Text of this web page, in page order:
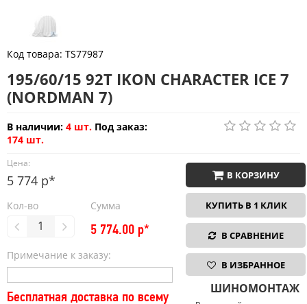
Код товара: TS77987
195/60/15 92T IKON CHARACTER ICE 7
(NORDMAN 7)
В наличии: 4 шт. Под заказ:
174 шт.
Цена:
5 774 р*
Кол-во Сумма
5 774.00 р*
Примечание к заказу:
Бесплатная доставка по всему
В КОРЗИНУ
КУПИТЬ В 1 КЛИК
В СРАВНЕНИЕ
В ИЗБРАННОЕ
ШИНОМОНТАЖ